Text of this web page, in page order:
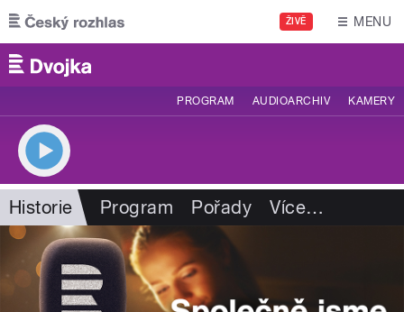
Přejít k hlavnímu obsahu
ŽIVĚ MENU
PROGRAM AUDIOARCHIV KAMERY
Historie Program Pořady Více…